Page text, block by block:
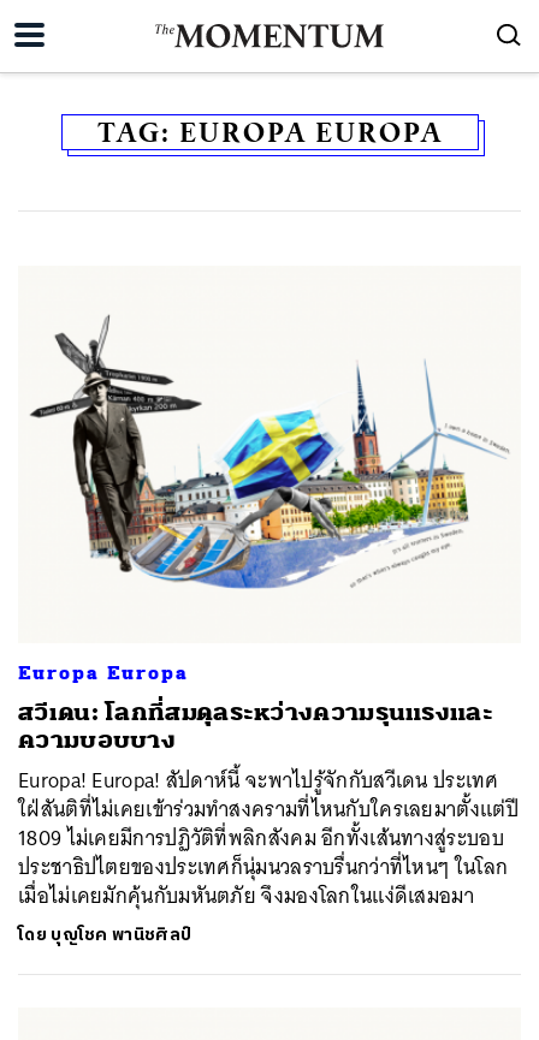
TAG: EUROPA EUROPA
Europa Europa
สวีเดน: โลกที่สมดุลระหว่างความรุนแรงและ
ความบอบบาง
Europa! Europa! สัปดาห์นี้ จะพาไปรู้จักกับสวีเดน ประเทศ
ใฝ่สันติที่ไม่เคยเข้าร่วมทำสงครามที่ไหนกับใครเลยมาตั้งแต่ปี
1809 ไม่เคยมีการปฏิวัติที่พลิกสังคม อีกทั้งเส้นทางสู่ระบอบ
ประชาธิปไตยของประเทศก็นุ่มนวลราบรื่นกว่าที่ไหนๆ ในโลก
เมื่อไม่เคยมักคุ้นกับมหันตภัย จึงมองโลกในแง่ดีเสมอมา
โดย บุญโชค พานิชศิลป์